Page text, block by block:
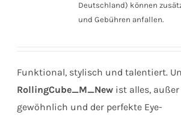
Deutschland) können
und Gebühren anfallen.
Funktional, stylisch und talentiert.
RollingCube_M_New ist alles, außer
gewöhnlich und der perfekte Eye-